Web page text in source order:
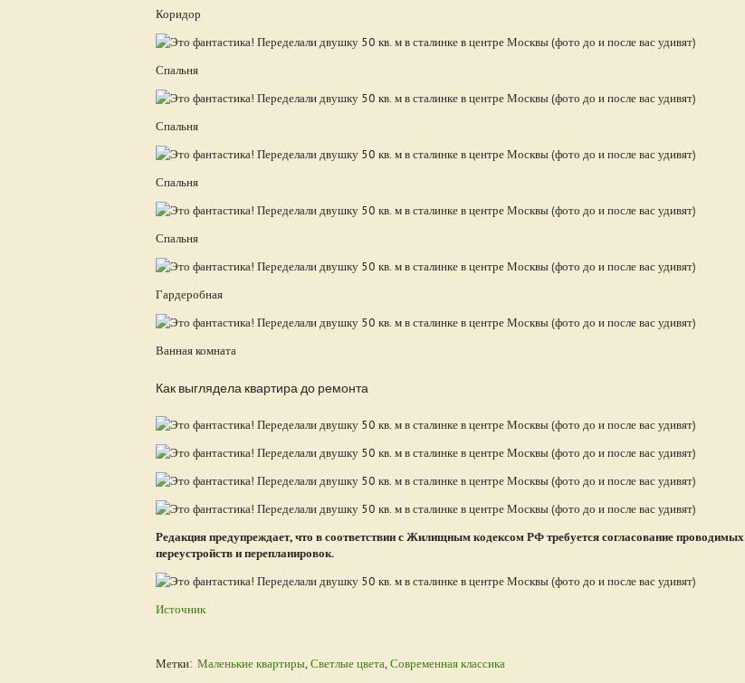
Коридор
Спальня
Спальня
Спальня
Спальня
Гардеробная
Ванная комната
Как выглядела квартира до ремонта
Редакция предупреждает, что в соответствии с Жилищным кодексом РФ требуется согласование проводимых
переустройств и перепланировок.
Источник
Метки: Маленькие квартиры,Светлые цвета,Современная классика